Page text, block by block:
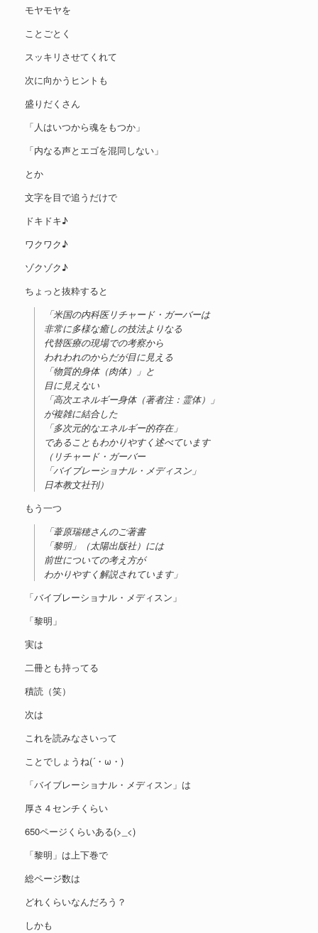
モヤモヤを
ことごとく
スッキリさせてくれて
次に向かうヒントも
盛りだくさん
「人はいつから魂をもつか」
「内なる声とエゴを混同しない」
とか
文字を目で追うだけで
ドキドキ♪
ワクワク♪
ゾクゾク♪
ちょっと抜粋すると
「米国の内科医リチャード・ガーバーは
非常に多様な癒しの技法よりなる
代替医療の現場での考察から
われわれのからだが目に見える
「物質的身体（肉体）」と
目に見えない
「高次エネルギー身体（著者注：霊体）」
が複雑に結合した
「多次元的なエネルギー的存在」
であることもわかりやすく述べています
（リチャード・ガーバー
「バイブレーショナル・メディスン」
日本教文社刊）
もう一つ
「葦原瑞穂さんのご著書
「黎明」（太陽出版社）には
前世についての考え方が
わかりやすく解説されています」
「バイブレーショナル・メディスン」
「黎明」
実は
二冊とも持ってる
積読（笑）
次は
これを読みなさいって
ことでしょうね(´・ω・)
「バイブレーショナル・メディスン」は
厚さ４センチくらい
650ページくらいある(>_<)
「黎明」は上下巻で
総ページ数は
どれくらいなんだろう？
しかも